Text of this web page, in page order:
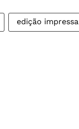
edição impressa